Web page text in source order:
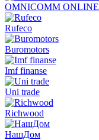
OMNICOMM ONLINE
Rufeco
Buromotors
Imf finanse
Uni trade
Richwood
НашДом